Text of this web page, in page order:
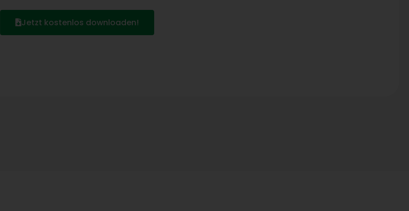
Jetzt kostenlos downloaden!